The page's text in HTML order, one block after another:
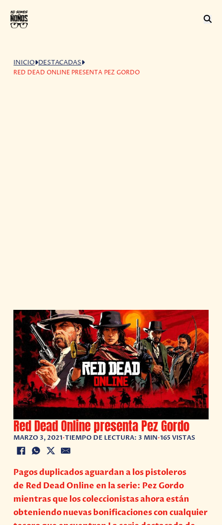
INICIO DESTACADAS
RED DEAD ONLINE PRESENTA PEZ GORDO
Red Dead Online presenta Pez Gordo
MARZO 3, 2021•TIEMPO DE LECTURA: 3 MIN•165 VISTAS
Pagos duplicados aguardan a los pistoleros
de Red Dead Online en la serie: Pez Gordo
mientras que los coleccionistas ahora están
obteniendo nuevas bonificaciones con cualquier